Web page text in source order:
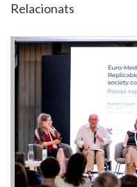
Relacionats